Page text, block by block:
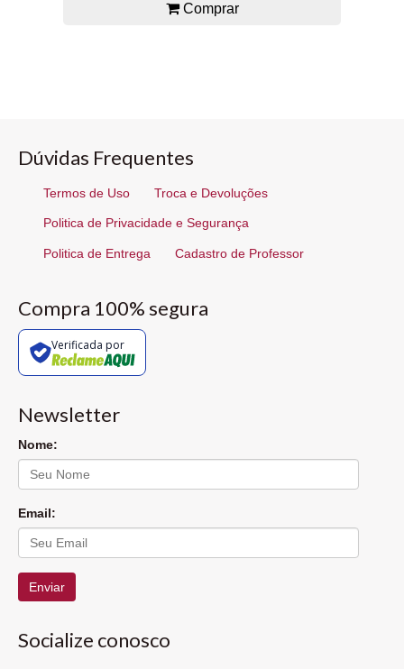
Comprar
Dúvidas Frequentes
Termos de Uso Troca e Devoluções
Politica de Privacidade e Segurança
Politica de Entrega Cadastro de Professor
Compra 100% segura
Verificada por
Newsletter
Nome:
Email:
Enviar
Socialize conosco